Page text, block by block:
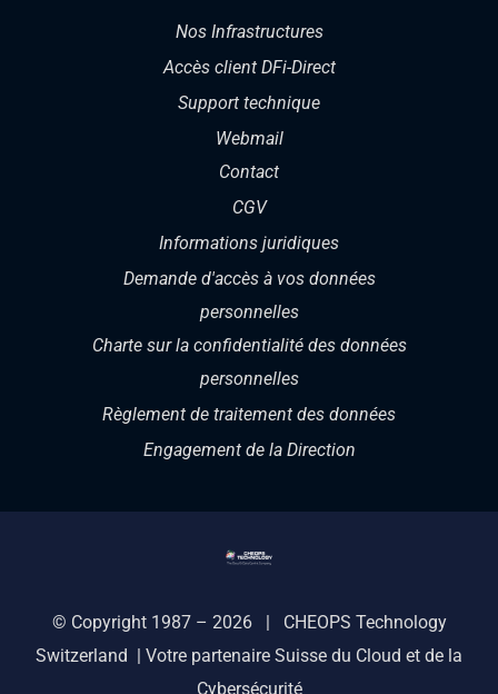
Nos Infrastructures
Accès client DFi-Direct
Support technique
Webmail
Contact
CGV
Informations juridiques
Demande d'accès à vos données
personnelles
Charte sur la confidentialité des données
personnelles
Règlement de traitement des données
Engagement de la Direction
© Copyright 1987 – 2026 | CHEOPS Technology
Switzerland | Votre partenaire Suisse du Cloud et de la
Cybersécurité